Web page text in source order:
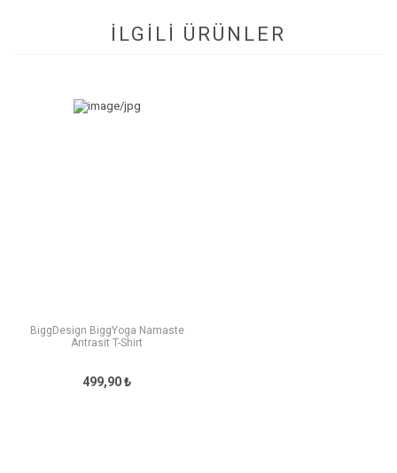
İLGİLİ ÜRÜNLER
BiggDesign BiggYoga Namaste
Antrasit T-Shirt
499,90 ₺